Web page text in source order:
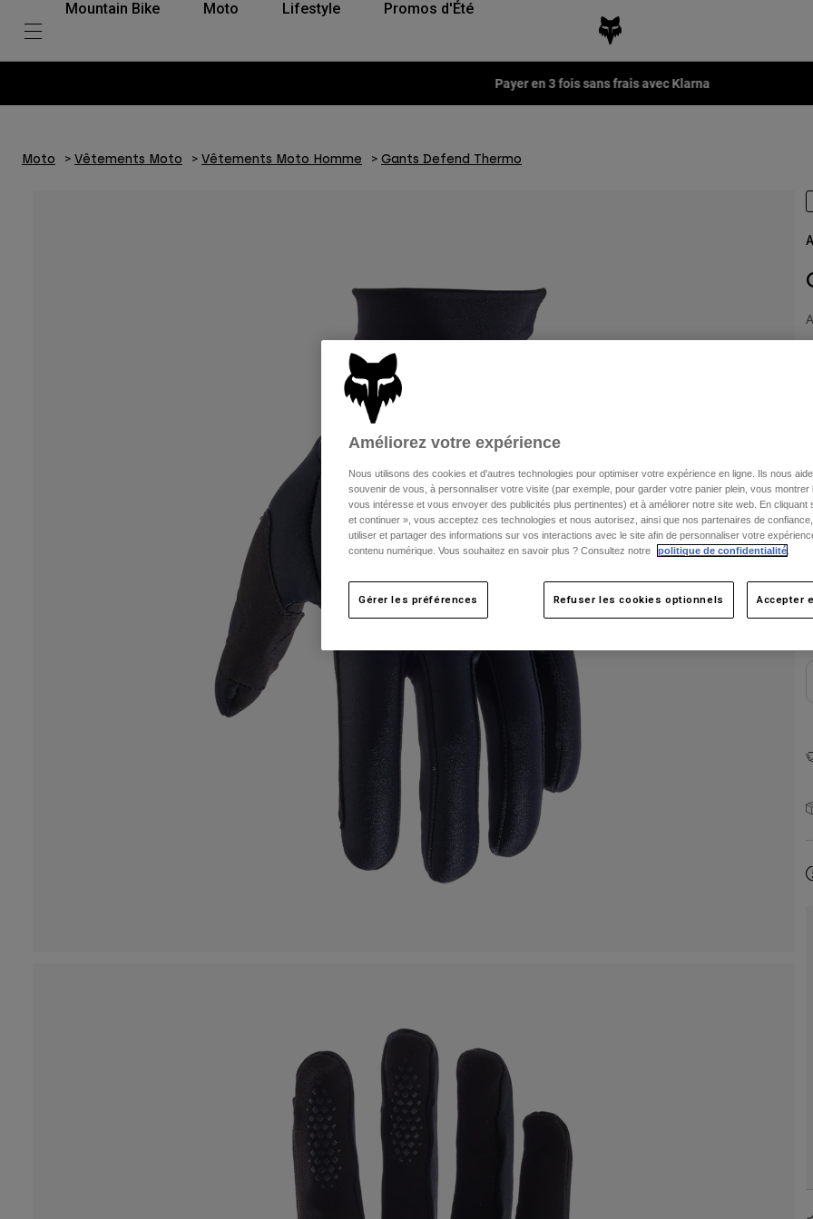
Mountain Bike Moto Lifestyle Promos d'Été
Payer en 3 fois sans frais avec Klarna
Moto Vêtements Moto Vêtements Moto Homme Gants Defend Thermo
Améliorez votre expérience
Nous utilisons des cookies et d'autres technologies pour optimiser votre expérience en ligne. Ils nous
souvenir de vous, à personnaliser votre visite (par exemple, pour garder votre panier plein, vous montrer
vous intéresse et vous envoyer des publicités plus pertinentes) et à améliorer notre site web. En cliquant
et continuer », vous acceptez ces technologies et nous autorisez, ainsi que nos partenaires de confiance,
utiliser et partager des informations sur vos interactions avec le site afin de personnaliser votre
contenu numérique. Vous souhaitez en savoir plus ? Consultez notre
politique de confidentialité
Gérer les préférences Refuser les cookies optionnels Accepter